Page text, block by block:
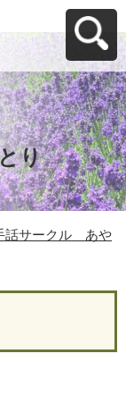
り
話サークル あや